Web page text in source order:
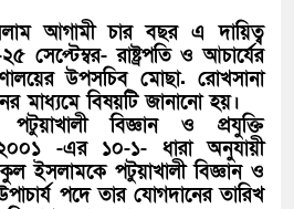
আগামী চার বছর এ দায়িত্ব
সেপ্টেম্বর- রাষ্ট্রপতি ও আচার্যের
উপসচিব মোছা. রোখসানা
মাধ্যমে বিষয়টি জানানো হয়।
বিজ্ঞান ও প্রযুক্তি
-এর ১০-১- ধারা অনুযায়ী
ইসলামকে পটুয়াখালী বিজ্ঞান ও
পদে তার যোগদানের তারিখ